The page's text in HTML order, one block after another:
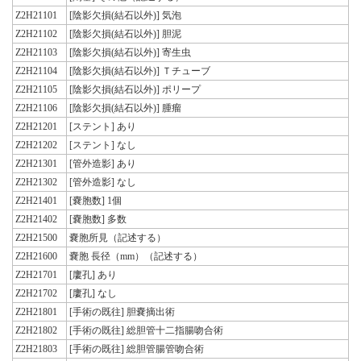
Z2H21101
[陰影欠損(結石以外)] 気泡
Z2H21102
[陰影欠損(結石以外)] 胆泥
Z2H21103
[陰影欠損(結石以外)] 寄生虫
Z2H21104
[陰影欠損(結石以外)] Ｔチューブ
Z2H21105
[陰影欠損(結石以外)] ポリープ
Z2H21106
[陰影欠損(結石以外)] 腫瘤
Z2H21201
[ステント] あり
Z2H21202
[ステント] なし
Z2H21301
[管外造影] あり
Z2H21302
[管外造影] なし
Z2H21401
[嚢胞数] 1個
Z2H21402
[嚢胞数] 多数
Z2H21500
嚢胞所見（記述する）
Z2H21600
嚢胞 長径（mm）（記述する）
Z2H21701
[廔孔] あり
Z2H21702
[廔孔] なし
Z2H21801
[手術の既往] 胆嚢摘出術
Z2H21802
[手術の既往] 総胆管十二指腸吻合術
Z2H21803
[手術の既往] 総胆管腸管吻合術